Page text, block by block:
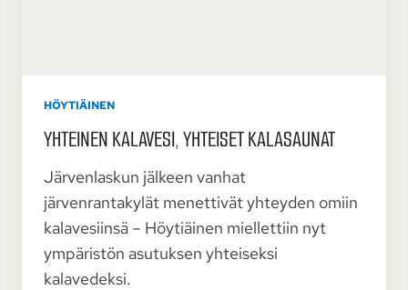
HÖYTIÄINEN
YHTEINEN KALA­VESI, YHTEISET KALA­SAUNAT
Järvenlaskun jälkeen vanhat
järvenrantakylät menettivät yhteyden omiin
kalavesiinsä – Höytiäinen miellettiin nyt
ympäristön asutuksen yhteiseksi
kalavedeksi.